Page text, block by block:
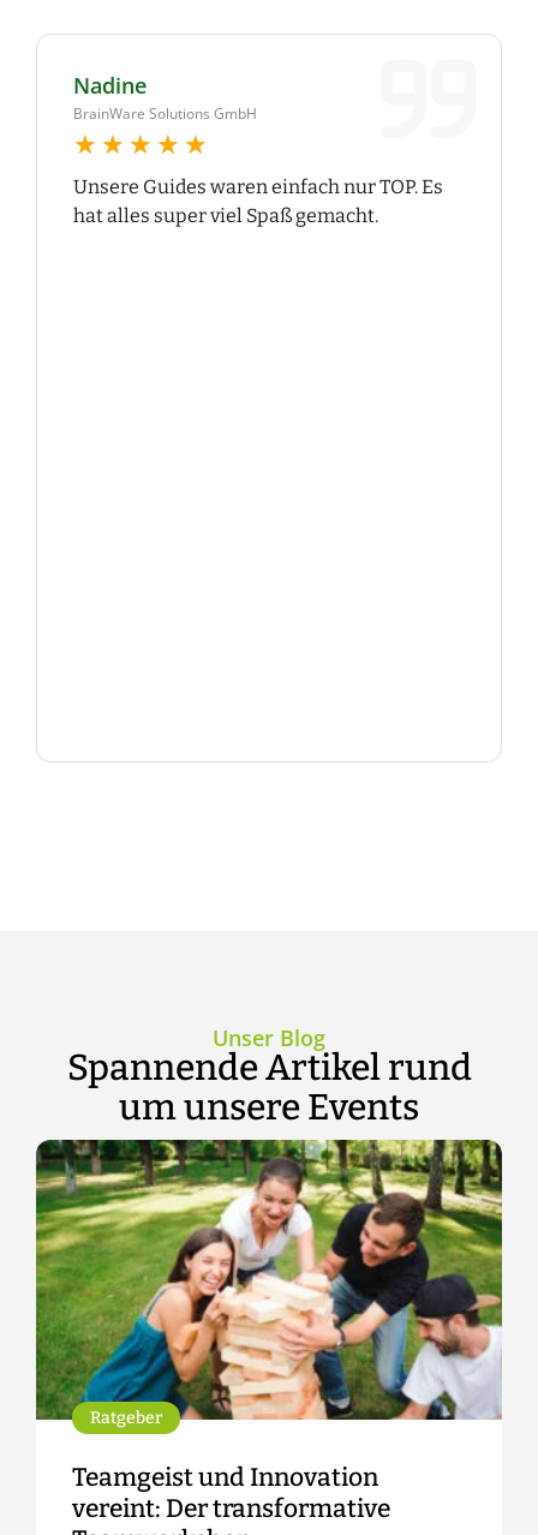
Nadine
BrainWare Solutions GmbH
★★★★★
★★★★★
Unsere Guides waren einfach nur TOP. Es
hat alles super viel Spaß gemacht.
Unser Blog
Spannende Artikel rund
um unsere Events
Ratgeber
Teamgeist und Innovation
vereint: Der transformative